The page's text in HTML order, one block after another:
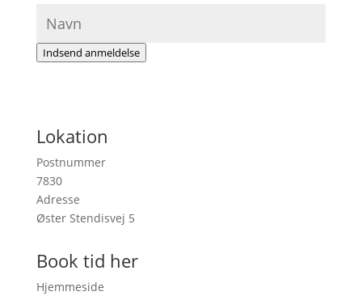
Indsend anmeldelse
Lokation
Postnummer
7830
Adresse
Øster Stendisvej 5
Book tid her
Hjemmeside